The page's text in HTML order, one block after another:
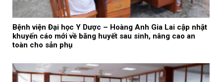
Bệnh viện Đại học Y Dược – Hoàng Anh Gia Lai cập nhật
khuyến cáo mới về băng huyết sau sinh, nâng cao an
toàn cho sản phụ